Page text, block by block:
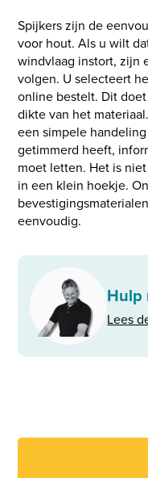
Spijkers zijn de
voor hout. Als u wilt
windvlaag instort, zijn
volgen. U selecteert
online bestelt. Dit
dikte van het
een simpele
getimmerd heeft,
moet letten. Het is
in een klein hoekje.
eenvoudig.
Hulp
Lees